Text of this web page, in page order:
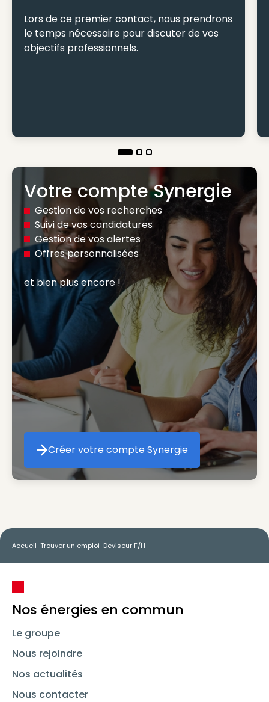
Lors de ce premier contact, nous prendrons
le temps nécessaire pour discuter de vos
objectifs professionnels.
Votre compte Synergie
Gestion de vos recherches
Suivi de vos candidatures
Gestion de vos alertes
Offres personnalisées
et bien plus encore !
Créer votre compte Synergie
Créer votre compte Synergie
Accueil-Trouver un emploi-Deviseur F/H
Nos énergies en commun
Le groupe
Nous rejoindre
Nos actualités
Nous contacter